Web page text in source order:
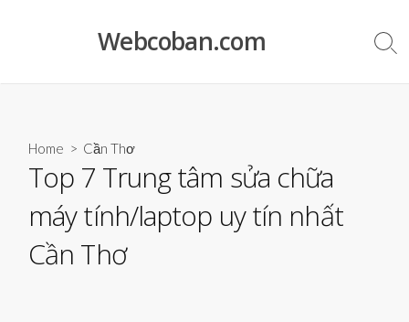
Webcoban.com
Home > Cần Thơ
Top 7 Trung tâm sửa chữa
máy tính/laptop uy tín nhất
Cần Thơ